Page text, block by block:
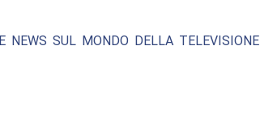
NEWS SUL MONDO DELLA TELEVISIONE